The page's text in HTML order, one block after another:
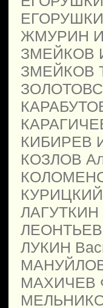
ЖМУРИН
ЗМЕЙКОВ
ЗМЕЙКОВ
КИБИРЕВ
КОЗЛОВ
КУРИЦКИЙ
ЛАГУТКИН
ЛЕОНТЬЕВ
ЛУКИН
МАНУЙЛОВ
МАХИЧЕВ